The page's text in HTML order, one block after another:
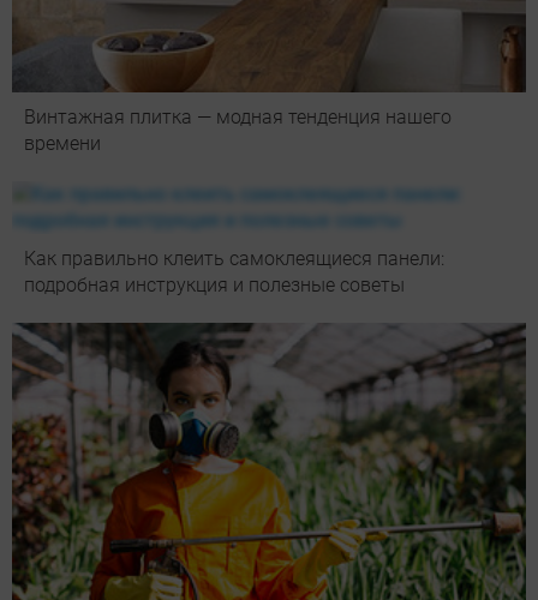
Винтажная плитка — модная тенденция нашего
времени
Как правильно клеить самоклеящиеся панели:
подробная инструкция и полезные советы